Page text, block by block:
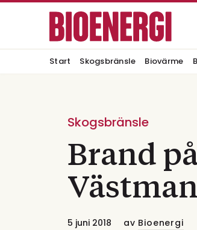
Start Skogsbränsle Biovärme
Skogsbränsle
Brand
5 juni 2018 av Bioenergi